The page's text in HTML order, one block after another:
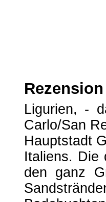
Rezension
Ligurien, -
Carlo/San
Hauptstadt
Italiens. Die
den ganz